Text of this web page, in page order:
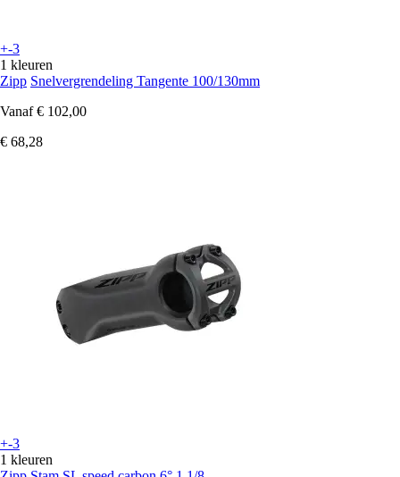
+-3
1 kleuren
Zipp Snelvergrendeling Tangente 100/130mm
Vanaf € 102,00
€ 68,28
+-3
1 kleuren